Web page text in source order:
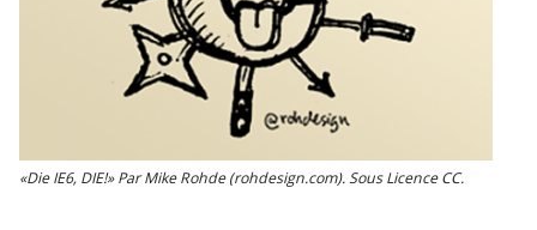
«Die IE6, DIE!» Par Mike Rohde (rohdesign.com). Sous Licence CC.